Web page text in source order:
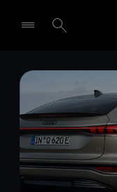
Händler